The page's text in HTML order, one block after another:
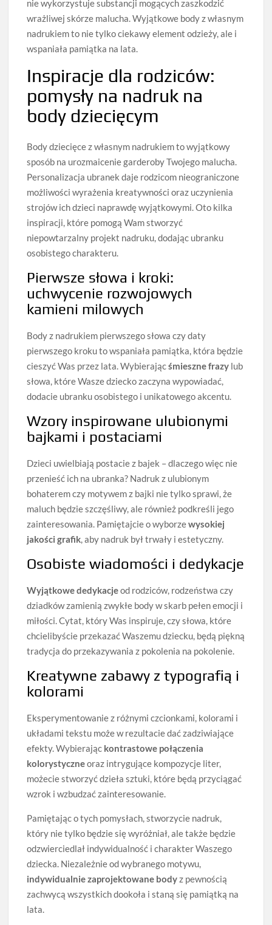
nie wykorzystuje substancji mogących zaszkodzić
wrażliwej skórze malucha. Wyjątkowe body z własnym
nadrukiem to nie tylko ciekawy element odzieży, ale i
wspaniała pamiątka na lata.
Inspiracje dla rodziców:
pomysły na nadruk na
body dziecięcym
Body dziecięce z własnym nadrukiem to wyjątkowy
sposób na urozmaicenie garderoby Twojego malucha.
Personalizacja ubranek daje rodzicom nieograniczone
możliwości wyrażenia kreatywności oraz uczynienia
strojów ich dzieci naprawdę wyjątkowymi. Oto kilka
inspiracji, które pomogą Wam stworzyć
niepowtarzalny projekt nadruku, dodając ubranku
osobistego charakteru.
Pierwsze słowa i kroki:
uchwycenie rozwojowych
kamieni milowych
Body z nadrukiem pierwszego słowa czy daty
pierwszego kroku to wspaniała pamiątka, która będzie
cieszyć Was przez lata. Wybierającśmieszne frazy lub
słowa, które Wasze dziecko zaczyna wypowiadać,
dodacie ubranku osobistego i unikatowego akcentu.
Wzory inspirowane ulubionymi
bajkami i postaciami
Dzieci uwielbiają postacie z bajek – dlaczego więc nie
przenieść ich na ubranka? Nadruk z ulubionym
bohaterem czy motywem z bajki nie tylko sprawi, że
maluch będzie szczęśliwy, ale również podkreśli jego
zainteresowania. Pamiętajcie o wyborzewysokiej
jakości grafik, aby nadruk był trwały i estetyczny.
Osobiste wiadomości i dedykacje
Wyjątkowe dedykacjeod rodziców, rodzeństwa czy
dziadków zamienią zwykłe body w skarb pełen emocji i
miłości. Cytat, który Was inspiruje, czy słowa, które
chcielibyście przekazać Waszemu dziecku, będą piękną
tradycja do przekazywania z pokolenia na pokolenie.
Kreatywne zabawy z typografią i
kolorami
Eksperymentowanie z różnymi czcionkami, kolorami i
układami tekstu może w rezultacie dać zadziwiające
efekty. Wybierając kontrastowe połączenia
kolorystyczneoraz intrygujące kompozycje liter,
możecie stworzyć dzieła sztuki, które będą przyciągać
wzrok i wzbudzać zainteresowanie.
Pamiętając o tych pomysłach, stworzycie nadruk,
który nie tylko będzie się wyróżniał, ale także będzie
odzwierciedlał indywidualność i charakter Waszego
dziecka. Niezależnie od wybranego motywu,
indywidualnie zaprojektowane bodyz pewnością
zachwycą wszystkich dookoła i staną się pamiątką na
lata.